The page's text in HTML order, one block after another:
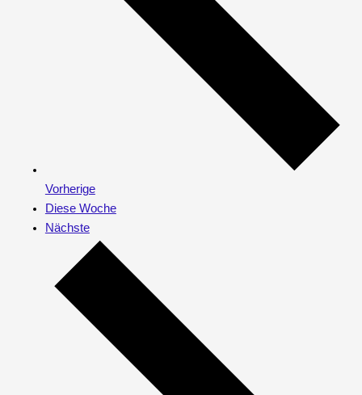
Vorherige
Diese Woche
Nächste